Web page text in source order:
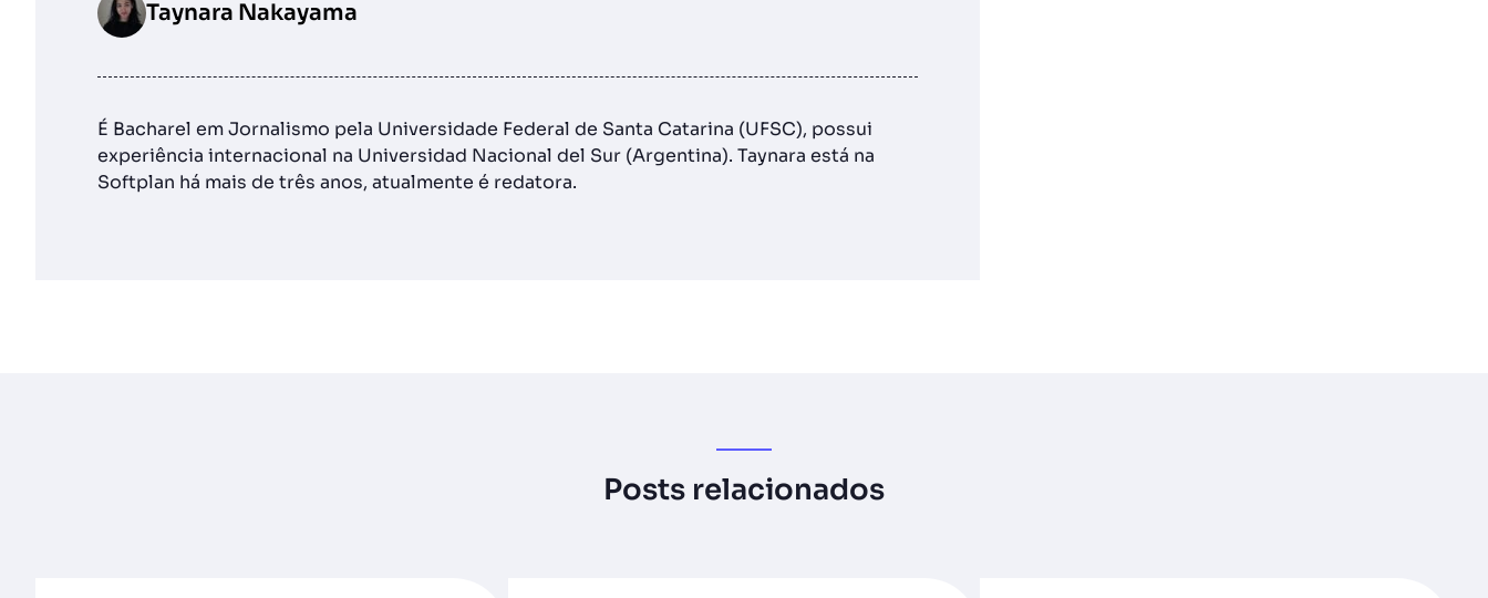
Taynara Nakayama
É Bacharel em Jornalismo pela Universidade Federal de Santa Catarina (UFSC), possui
experiência internacional na Universidad Nacional del Sur (Argentina). Taynara está na
Softplan há mais de três anos, atualmente é redatora.
Posts relacionados